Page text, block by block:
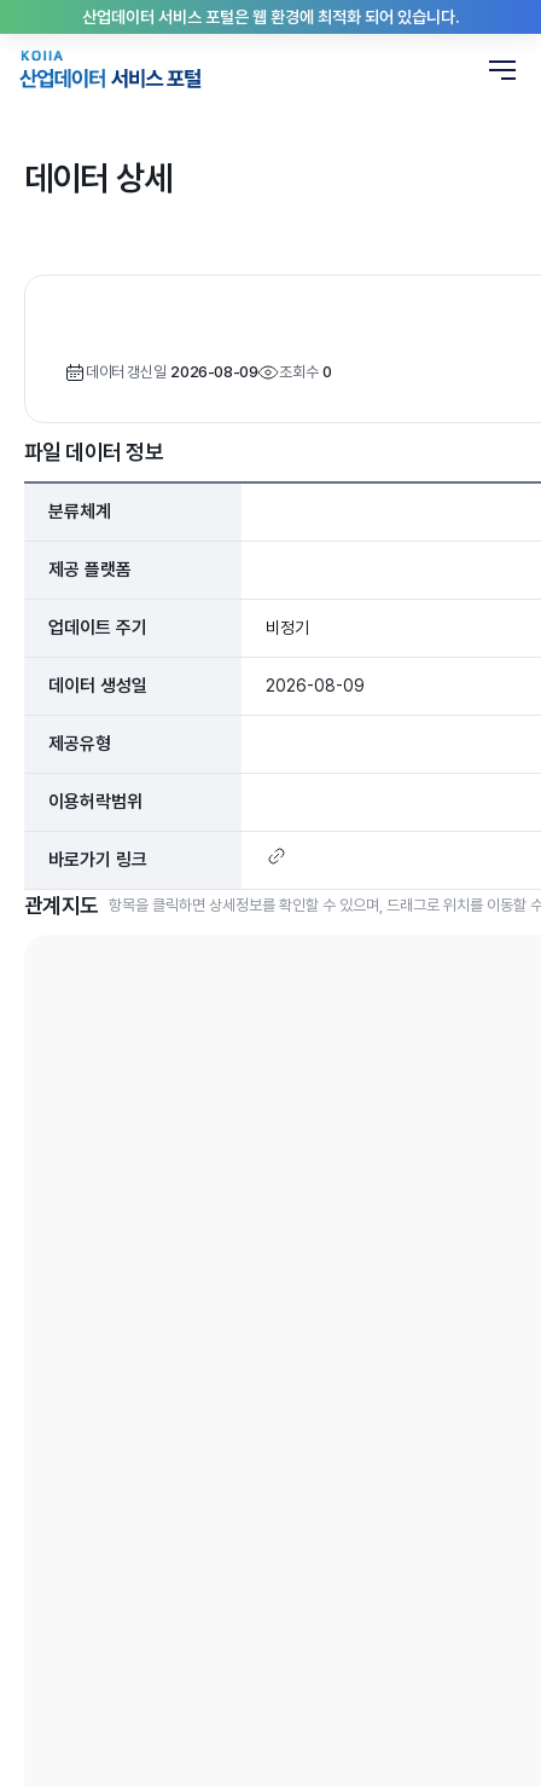
산업데이터 서비스 포털은 웹 환경에 최적화 되어 있습니다.
데이터 상세
데이터 갱신일 2026-08-09 조회수 0
파일 데이터 정보
분류체계
제공 플랫폼
업데이트 주기 비정기
데이터 생성일 2026-08-09
제공유형
이용허락범위
바로가기 링크
관계지도 항목을 클릭하면 상세정보를 확인할 수 있으며, 드래그로 위치를 이동할